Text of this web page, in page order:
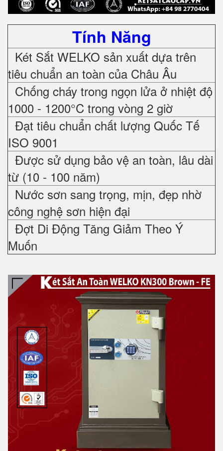
Tính Năng
Két Sắt WELKO sản xuất dựa trên
tiêu chuẩn an toàn của Châu Âu
Chống cháy trong ngọn lửa ở nhiệt độ
1000 - 1200°C trong vòng 2 giờ
Đạt tiêu chuẩn chất lượng Quốc Tế
ISO 9001
Được sử dụng bảo vệ an toàn, lâu dài
từ (10 - 100 năm)
Nước sơn sang trọng, mịn, đẹp nhờ
công nghệ sơn hiện đại
Đợt Di Động Tăng Giảm Theo Ý
Muốn